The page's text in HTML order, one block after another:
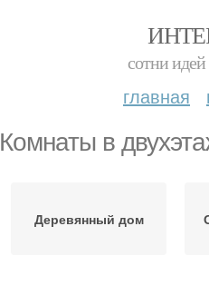
сотни
главная
Комнаты в
Деревянный дом